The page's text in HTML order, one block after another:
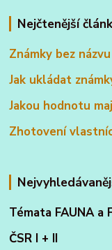
Nejčtenější
Známky bez
Jak ukládat
Jakou hodnotu
Zhotovení
Témata FAUNA a
ČSR I + II